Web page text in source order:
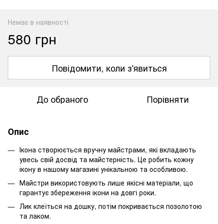
Немає в наявності
580 грн
Повідомити, коли з'явиться
До обраного Порівняти
Опис
Ікона створюється вручну майстрами, які вкладають
увесь свій досвід та майстерність. Це робить кожну
ікону в нашому магазині унікальною та особливою.
Майстри використовують лише якісні матеріали, що
гарантує збереження ікони на довгі роки.
Лик клеїться на дошку, потім покривається позолотою
та лаком.